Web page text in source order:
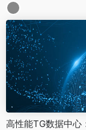
高性能TG数据中心